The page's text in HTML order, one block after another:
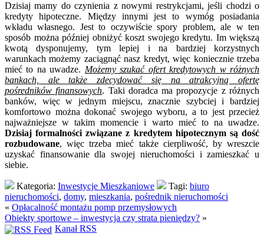
Dzisiaj mamy do czynienia z nowymi restrykcjami, jeśli chodzi o
kredyty hipoteczne. Między innymi jest to wymóg posiadania
wkładu własnego. Jest to oczywiście spory problem, ale w ten
sposób można później obniżyć koszt swojego kredytu. Im większą
kwotą dysponujemy, tym lepiej i na bardziej korzystnych
warunkach możemy zaciągnąć nasz kredyt, więc koniecznie trzeba
mieć to na uwadze. Możemy szukać ofert kredytowych w różnych
bankach, ale także zdecydować się na atrakcyjną ofertę
pośredników finansowych. Taki doradca ma propozycje z różnych
banków, więc w jednym miejscu, znacznie szybciej i bardziej
komfortowo można dokonać swojego wyboru, a to jest przecież
najważniejsze w takim momencie i warto mieć to na uwadze.
Dzisiaj formalności związane z kredytem hipotecznym są dość
rozbudowane, więc trzeba mieć także cierpliwość, by wreszcie
uzyskać finansowanie dla swojej nieruchomości i zamieszkać u
siebie.
Kategoria: Inwestycje Mieszkaniowe Tagi: biuro
nieruchomości, domy, mieszkania, pośrednik nieruchomości
« Opłacalność montażu pomp przemysłowych
Obiekty sportowe – inwestycja czy strata pieniędzy? »
Kanał RSS